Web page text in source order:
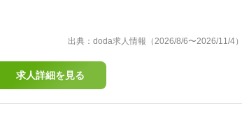
出典：doda求人情報（2026/8/6〜2026/11/4
求人詳細を見る